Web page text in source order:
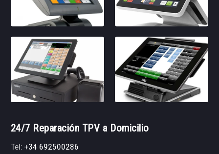
24/7 Reparación TPV a Domicilio
Tel:+34 692500286